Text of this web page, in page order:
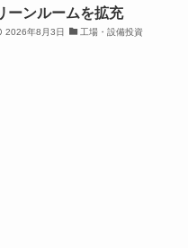
ーンルームを拡充
2026年8月3日 工場・設備投資